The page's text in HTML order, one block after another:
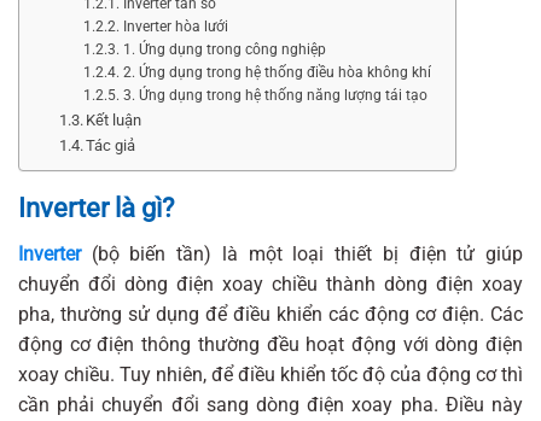
Inverter hòa lưới
1. Ứng dụng trong công nghiệp
2. Ứng dụng trong hệ thống điều hòa không khí
3. Ứng dụng trong hệ thống năng lượng tái tạo
Kết luận
Tác giả
Inverter là gì?
Inverter (bộ biến tần) là một loại thiết bị điện tử giúp
chuyển đổi dòng điện xoay chiều thành dòng điện xoay
pha, thường sử dụng để điều khiển các động cơ điện. Các
động cơ điện thông thường đều hoạt động với dòng điện
xoay chiều. Tuy nhiên, để điều khiển tốc độ của động cơ thì
cần phải chuyển đổi sang dòng điện xoay pha. Điều này